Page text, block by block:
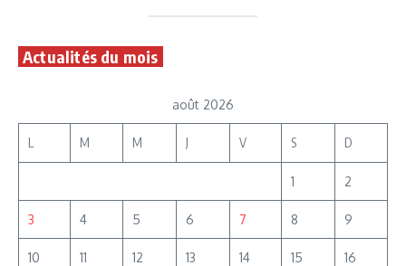
Actualités du mois
août 2026
L M M J V S D
1 2
3 4 5 6 7 8 9
10 11 12 13 14 15 16